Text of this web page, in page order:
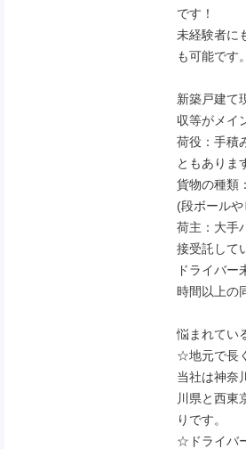
です！
未経験者に
も可能です。
新築戸建て
収等がメイ
荷役：手積
ともありま
貨物の種類
(段ボールや
荷主：大手
接受託して
ドライバ
時間以上の
悩まれてい
☆地元で長
当社は神奈
川県と西東
りです。
☆ドライバ